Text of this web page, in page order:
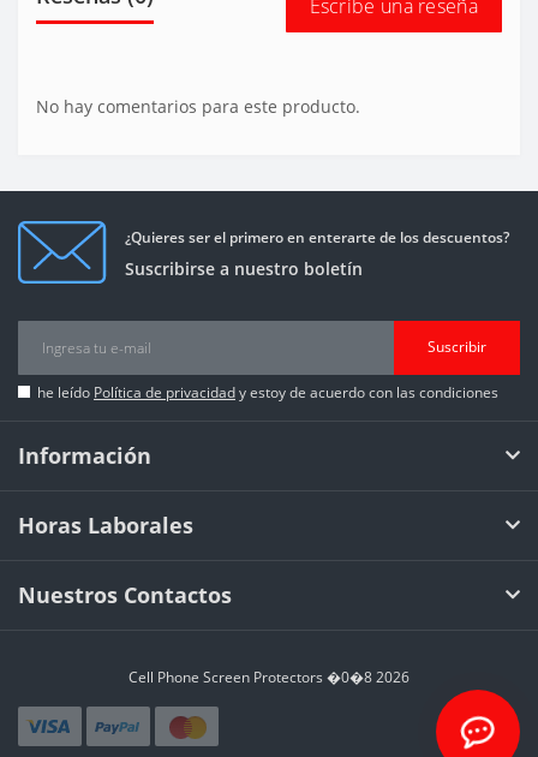
Escribe una reseña
No hay comentarios para este producto.
¿Quieres ser el primero en enterarte de los descuentos?
Suscribirse a nuestro boletín
Suscribir
he leído Política de privacidady estoy de acuerdo con las condiciones
Información
Horas Laborales
Nuestros Contactos
Cell Phone Screen Protectors �0�8 2026